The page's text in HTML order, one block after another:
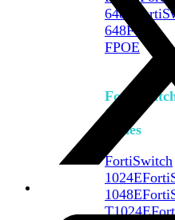
648F
648F-
FPOE
1000
Series
FortiSwitch
1024E
1048E
T1024E